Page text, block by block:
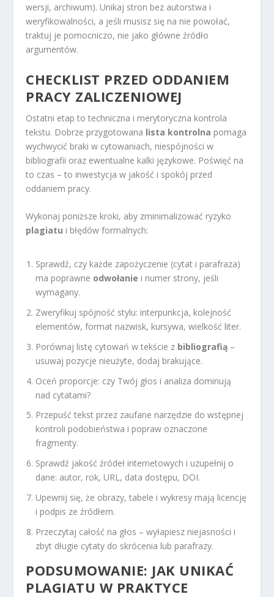
wersji, archiwum). Unikaj stron bez autorstwa i
weryfikowalności, a jeśli musisz się na nie powołać,
traktuj je pomocniczo, nie jako główne źródło
argumentów.
CHECKLIST PRZED ODDANIEM
PRACY ZALICZENIOWEJ
Ostatni etap to techniczna i merytoryczna kontrola
tekstu. Dobrze przygotowana lista kontrolna pomaga
wychwycić braki w cytowaniach, niespójności w
bibliografii oraz ewentualne kalki językowe. Poświęć na
to czas – to inwestycja w jakość i spokój przed
oddaniem pracy.
Wykonaj poniższe kroki, aby zminimalizować ryzyko
plagiatu i błędów formalnych:
Sprawdź, czy każde zapożyczenie (cytat i parafraza)
ma poprawne odwołanie i numer strony, jeśli
wymagany.
Zweryfikuj spójność stylu: interpunkcja, kolejność
elementów, format nazwisk, kursywa, wielkość liter.
Porównaj listę cytowań w tekście z bibliografią –
usuwaj pozycje nieużyte, dodaj brakujące.
Oceń proporcje: czy Twój głos i analiza dominują
nad cytatami?
Przepuść tekst przez zaufane narzędzie do wstępnej
kontroli podobieństwa i popraw oznaczone
fragmenty.
Sprawdź jakość źródeł internetowych i uzupełnij o
dane: autor, rok, URL, data dostępu, DOI.
Upewnij się, że obrazy, tabele i wykresy mają licencję
i podpis ze źródłem.
Przeczytaj całość na głos – wyłapiesz niejasności i
zbyt długie cytaty do skrócenia lub parafrazy.
PODSUMOWANIE: JAK UNIKAĆ
PLAGIATU W PRAKTYCE